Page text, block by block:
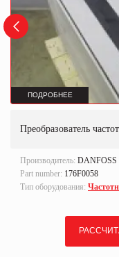
ПОДРОБНЕЕ
Преобразователь
Производитель: DANFOSS
Part number: 176F0058
Тип оборудования: